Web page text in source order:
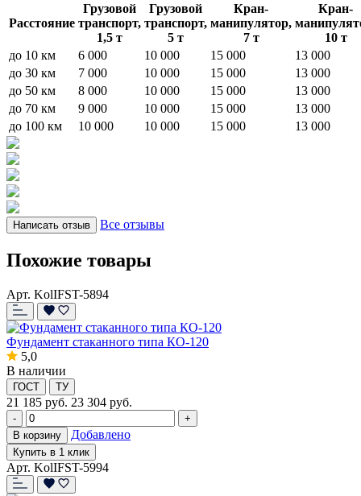
Расстояние
Грузовой
транспорт,
1,5 т
Грузовой
транспорт,
5 т
Кран-
манипулятор,
7 т
Кран-
10 т
до 10 км
6 000 10 000 15 000
13 000
до 30 км
7 000 10 000 15 000
13 000
до 50 км
8 000 10 000 15 000
13 000
до 70 км
9 000 10 000 15 000
13 000
до 100 км
10 000 10 000 15 000 13 000
Написать отзыв Все отзывы
Похожие товары
Арт. KolIFST-5894
Фундамент стаканного типа КО-120
5,0
В наличии
ГОСТ ТУ
21 185 руб. 23 304 руб.
-
+
В корзину
Добавлено
Купить в 1 клик
Арт. KolIFST-5994